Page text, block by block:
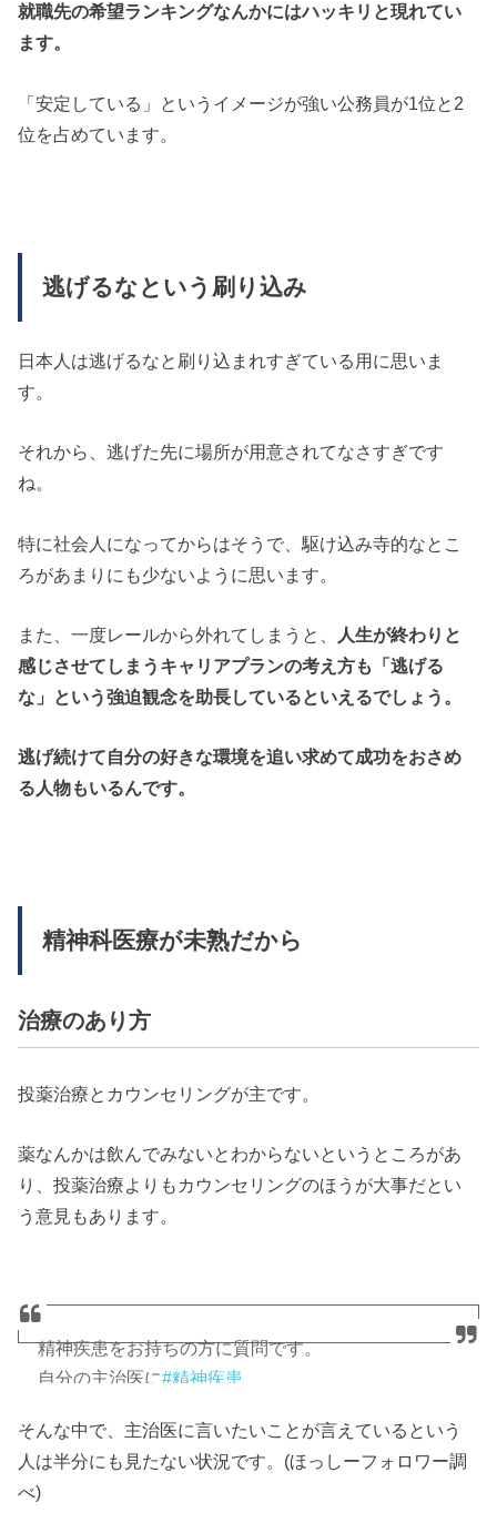
トップ2が公務員とかやばすぎっしょ…
https://t.co/j3kbECObmH #スマートニュース
就職先の希望ランキングなんかにはハッキリと現れてい
ます。
「安定している」というイメージが強い公務員が1位と2
位を占めています。
逃げるなという刷り込み
日本人は逃げるなと刷り込まれすぎている用に思いま
す。
それから、逃げた先に場所が用意されてなさすぎです
ね。
特に社会人になってからはそうで、駆け込み寺的なとこ
ろがあまりにも少ないように思います。
また、一度レールから外れてしまうと、
人生が終わりと
感じさせてしまうキャリアプランの考え方も「逃げる
な」という強迫観念を助長しているといえるでしょう。
逃げ続けて自分の好きな環境を追い求めて成功をおさめ
る人物もいるんです。
精神科医療が未熟だから
治療のあり方
投薬治療とカウンセリングが主です。
薬なんかは飲んでみないとわからないというところがあ
り、投薬治療よりもカウンセリングのほうが大事だとい
う意見もあります。
精神疾患をお持ちの方に質問です。
自分の主治医に#精神疾患
— ほっしー (@hossy_fe_ap)
2016年5月3日
そんな中で、主治医に言いたいことが言えているという
人は半分にも見たない状況です。(ほっしーフォロワー調
べ)